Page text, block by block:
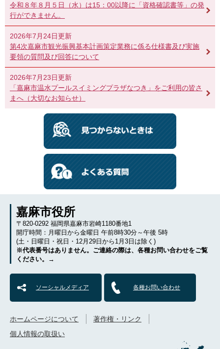
令和８年８月５日（水）は15：00以降に「資格確認書等」の発
行ができません。
2026年7月24日更新
第4次嘉麻市観光振興基本計画策定業務に係る仕様書及び実施
要領の質問及び回答について
2026年7月23日更新
「嘉麻市温水プールスイミングプラザなつき」をご利用の皆さ
まへ（大切なお知らせ）
嘉麻市役所
〒820-0292 福岡県嘉麻市岩崎1180番地1
開庁時間：月曜日から金曜日 午前8時30分～午後 5時
(土・日曜日・祝日・12月29日から1月3日は除く)
※代表番号はありません。ご連絡の際は、各種お問い合わせをご覧
ください。→
ソーシャルメディア 各種お問い合わせ
ホームページについて
著作権・リンク
個人情報の取扱い